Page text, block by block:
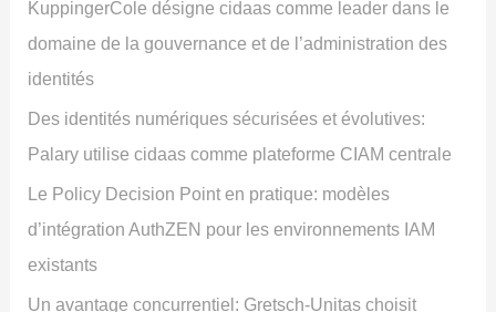
KuppingerCole désigne cidaas comme leader dans le
domaine de la gouvernance et de l’administration des
identités
Des identités numériques sécurisées et évolutives:
Palary utilise cidaas comme plateforme CIAM centrale
Le Policy Decision Point en pratique: modèles
d’intégration AuthZEN pour les environnements IAM
existants
Un avantage concurrentiel: Gretsch-Unitas choisit